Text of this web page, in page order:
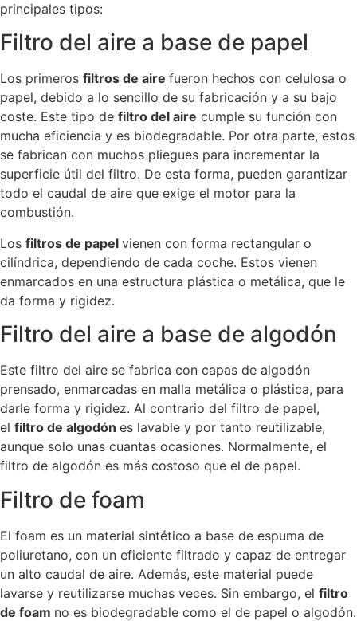
principales tipos:
Filtro del aire a base de papel
Los primeros filtros de aire fueron hechos con celulosa o
papel, debido a lo sencillo de su fabricación y a su bajo
coste. Este tipo de filtro del aire cumple su función con
mucha eficiencia y es biodegradable. Por otra parte, estos
se fabrican con muchos pliegues para incrementar la
superficie útil del filtro. De esta forma, pueden garantizar
todo el caudal de aire que exige el motor para la
combustión.
Los filtros de papel vienen con forma rectangular o
cilíndrica, dependiendo de cada coche. Estos vienen
enmarcados en una estructura plástica o metálica, que le
da forma y rigidez.
Filtro del aire a base de algodón
Este filtro del aire se fabrica con capas de algodón
prensado, enmarcadas en malla metálica o plástica, para
darle forma y rigidez. Al contrario del filtro de papel,
el filtro de algodón es lavable y por tanto reutilizable,
aunque solo unas cuantas ocasiones. Normalmente, el
filtro de algodón es más costoso que el de papel.
Filtro de foam
El foam es un material sintético a base de espuma de
poliuretano, con un eficiente filtrado y capaz de entregar
un alto caudal de aire. Además, este material puede
lavarse y reutilizarse muchas veces. Sin embargo, el filtro
de foam no es biodegradable como el de papel o algodón.